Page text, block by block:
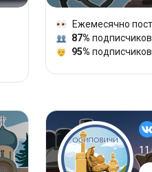
Ежемесячно
87%
95%
11